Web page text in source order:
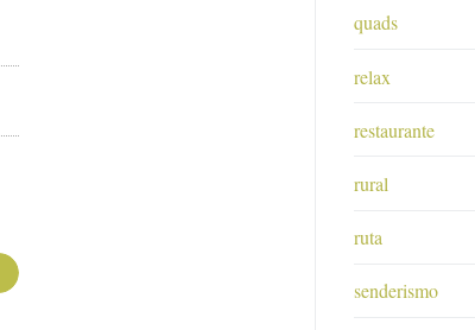
quads
relax
restaurante
rural
ruta
senderismo